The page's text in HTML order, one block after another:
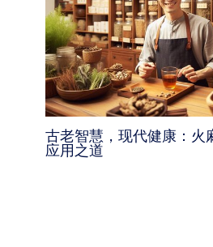
古老智慧，现代健康：火
应用之道